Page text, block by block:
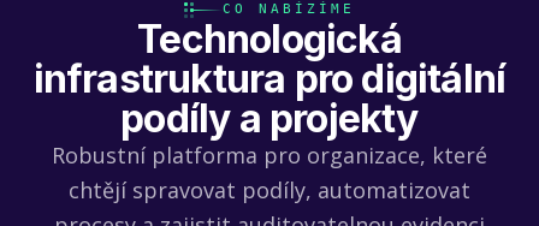
CO NABÍZÍME
Technologická
infrastruktura pro digitální
podíly a projekty
Robustní platforma pro organizace, které
chtějí spravovat podíly, automatizovat